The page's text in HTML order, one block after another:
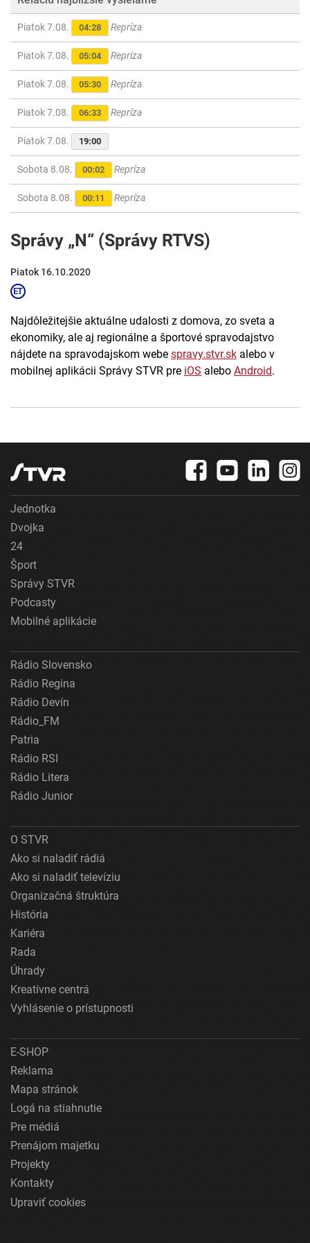
Piatok 7.08. 04:28 Repríza
Piatok 7.08. 05:04 Repríza
Piatok 7.08. 05:30 Repríza
Piatok 7.08. 06:33 Repríza
Piatok 7.08. 19:00
Sobota 8.08. 00:02 Repríza
Sobota 8.08. 00:11 Repríza
Správy „N“ (Správy RTVS)
Piatok 16.10.2020
Najdôležitejšie aktuálne udalosti z domova, zo sveta a
ekonomiky, ale aj regionálne a športové spravodajstvo
nájdete na spravodajskom webe spravy.stvr.sk alebo v
mobilnej aplikácii Správy STVR pre iOS alebo Android.
Jednotka
Dvojka
24
Šport
Správy STVR
Podcasty
Mobilné aplikácie
Rádio Slovensko
Rádio Regina
Rádio Devín
Rádio_FM
Patria
Rádio RSI
Rádio Litera
Rádio Junior
O STVR
Ako si naladiť rádiá
Ako si naladiť televíziu
Organizačná štruktúra
História
Kariéra
Rada
Úhrady
Kreatívne centrá
Vyhlásenie o prístupnosti
E-SHOP
Reklama
Mapa stránok
Logá na stiahnutie
Pre médiá
Prenájom majetku
Projekty
Kontakty
Upraviť cookies